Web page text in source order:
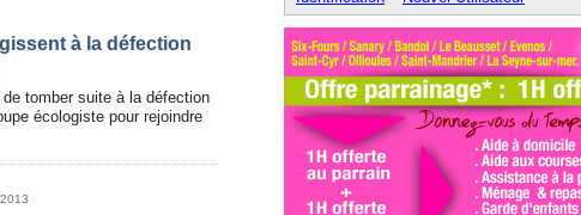
à la défection
tomber suite à la défection
écologiste pour rejoindre